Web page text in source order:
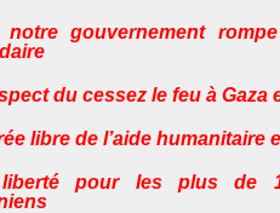
gouvernement
du cessez le feu à Gaza
libre de l’aide humanitaire
pour les plus de